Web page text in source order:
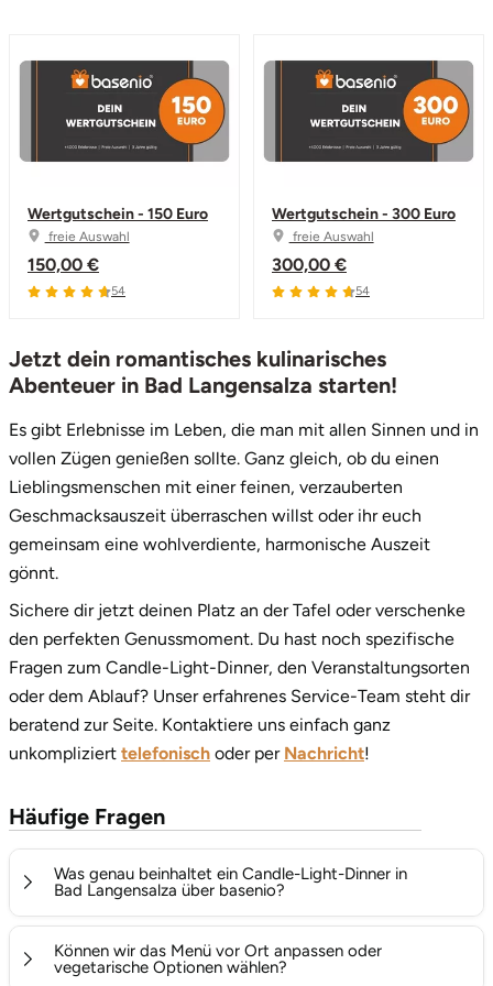
Wertgutschein - 150 Euro
freie Auswahl
150,00 €
4.7 von 5
54
Wertgutschein - 300 Euro
freie Auswahl
300,00 €
4.7 von 5
54
Jetzt dein romantisches kulinarisches
Abenteuer in Bad Langensalza starten!
Es gibt Erlebnisse im Leben, die man mit allen Sinnen und in
vollen Zügen genießen sollte. Ganz gleich, ob du einen
Lieblingsmenschen mit einer feinen, verzauberten
Geschmacksauszeit überraschen willst oder ihr euch
gemeinsam eine wohlverdiente, harmonische Auszeit
gönnt.
Sichere dir jetzt deinen Platz an der Tafel oder verschenke
den perfekten Genussmoment. Du hast noch spezifische
Fragen zum Candle-Light-Dinner, den Veranstaltungsorten
oder dem Ablauf? Unser erfahrenes Service-Team steht dir
beratend zur Seite. Kontaktiere uns einfach ganz
unkompliziert telefonisch oder per Nachricht!
Häufige Fragen
Was genau beinhaltet ein Candle-Light-Dinner in
Bad Langensalza über basenio?
arrangiertes Mehrgang-Menü (in der Regel 3 bis 5 Gänge)
Können wir das Menü vor Ort anpassen oder
vegetarische Optionen wählen?